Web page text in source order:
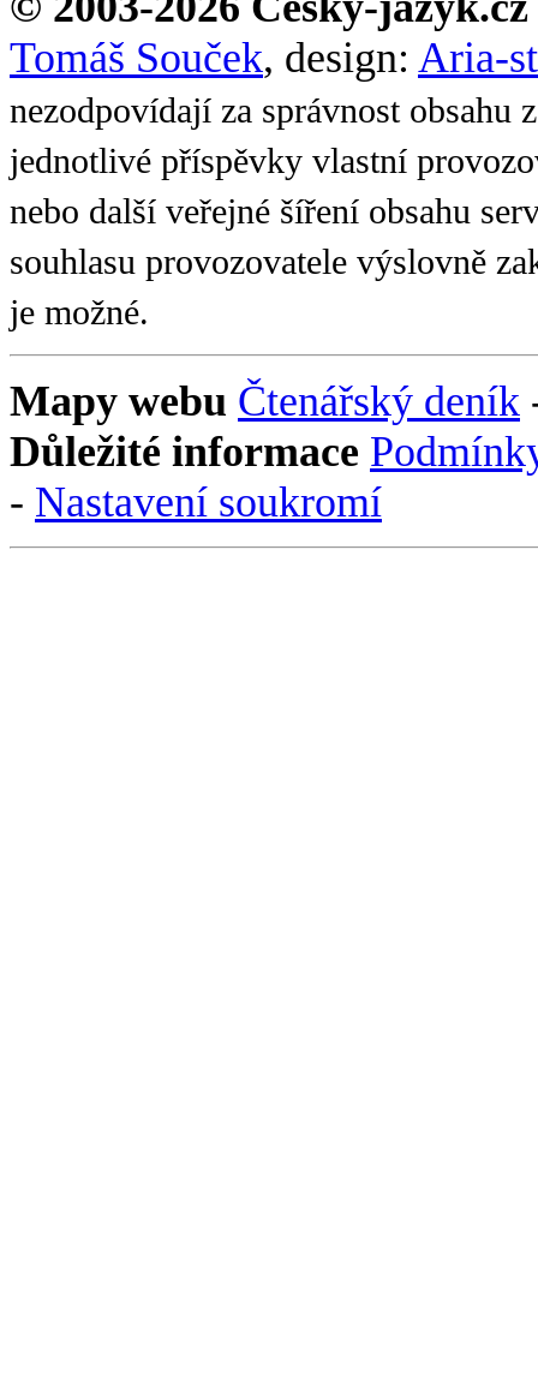
Tomáš Souček, design: Aria-
nezodpovídají za správnost obsahu
jednotlivé příspěvky vlastní
nebo další veřejné šíření obsahu
souhlasu provozovatele výslovně
je možné.
Mapy webu Čtenářský deník
Důležité informace
- Nastavení soukromí